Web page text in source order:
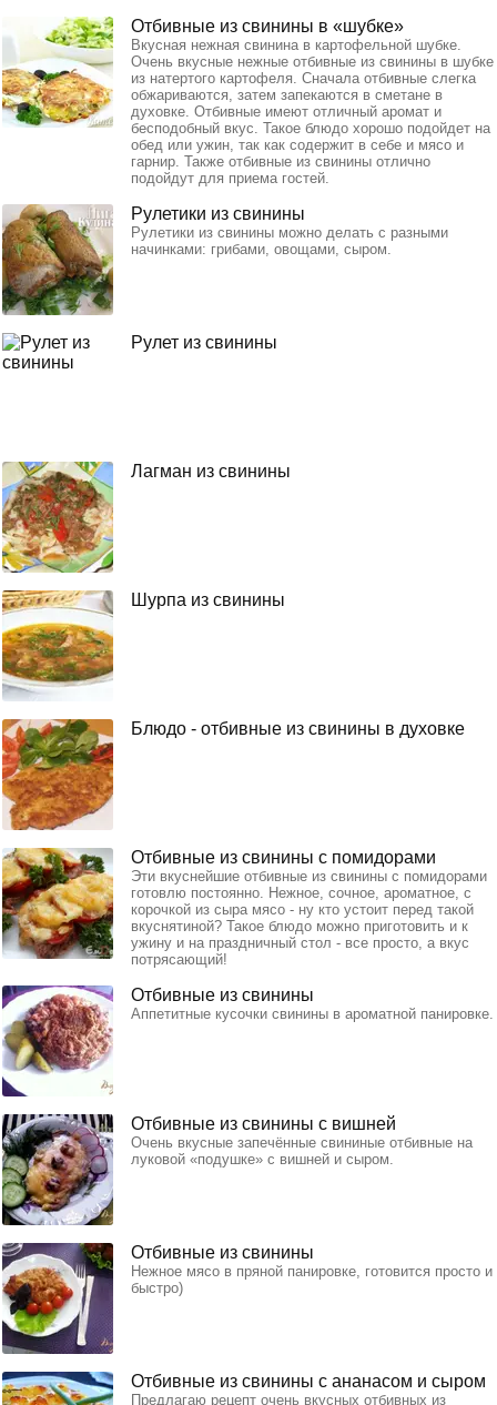
Отбивные из свинины в «шубке»
Вкусная нежная свинина в картофельной шубке.
Очень вкусные нежные отбивные из свинины в шубке
из натертого картофеля. Сначала отбивные слегка
обжариваются, затем запекаются в сметане в
духовке. Отбивные имеют отличный аромат и
бесподобный вкус. Такое блюдо хорошо подойдет на
обед или ужин, так как содержит в себе и мясо и
гарнир. Также отбивные из свинины отлично
подойдут для приема гостей.
Рулетики из свинины
Рулетики из свинины можно делать с разными
начинками: грибами, овощами, сыром.
Рулет из свинины
Лагман из свинины
Шурпа из свинины
Блюдо - отбивные из свинины в духовке
Отбивные из свинины с помидорами
Эти вкуснейшие отбивные из свинины с помидорами
готовлю постоянно. Нежное, сочное, ароматное, с
корочкой из сыра мясо - ну кто устоит перед такой
вкуснятиной? Такое блюдо можно приготовить и к
ужину и на праздничный стол - все просто, а вкус
потрясающий!
Отбивные из свинины
Аппетитные кусочки свинины в ароматной панировке.
Отбивные из свинины с вишней
Очень вкусные запечённые свининые отбивные на
луковой «подушке» с вишней и сыром.
Отбивные из свинины
Нежное мясо в пряной панировке, готовится просто и
быстро)
Отбивные из свинины с ананасом и сыром
Предлагаю рецепт очень вкусных отбивных из